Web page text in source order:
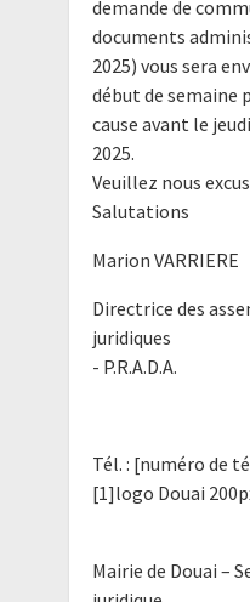
demande de
documents
2025) vous sera
début de semaine
cause avant le
2025.
Veuillez nous
Salutations
Marion VARRIERE
Directrice des
juridiques
- P.R.A.D.A.
Tél. : [numéro de
[1]logo Douai
Mairie de Douai –